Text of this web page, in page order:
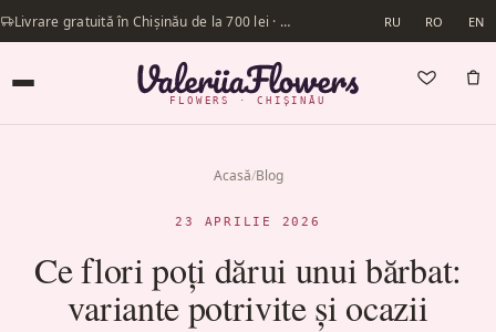
Livrare gratuită în Chișinău de la 700 lei · Livrăm în aceeași zi RU RO EN
FLOWERS · CHIȘINĂU
Acasă/Blog
23 APRILIE 2026
Ce flori poți dărui unui bărbat:
variante potrivite și ocazii